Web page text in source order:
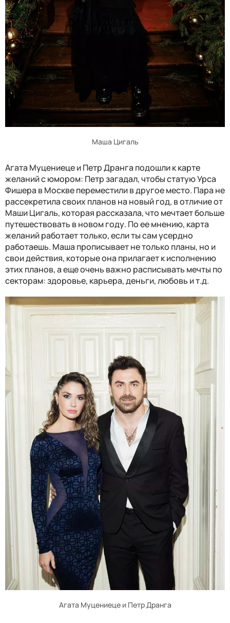
Маша Цигаль
Агата Муцениеце и Петр Дранга подошли к карте
желаний с юмором: Петр загадал, чтобы статую Урса
Фишера в Москве переместили в другое место. Пара не
рассекретила своих планов на новый год, в отличие от
Маши Цигаль, которая рассказала, что мечтает больше
путешествовать в новом году. По ее мнению, карта
желаний работает только, если ты сам усердно
работаешь. Маша прописывает не только планы, но и
свои действия, которые она прилагает к исполнению
этих планов, а еще очень важно расписывать мечты по
секторам: здоровье, карьера, деньги, любовь и т.д.
Агата Муцениеце и Петр Дранга